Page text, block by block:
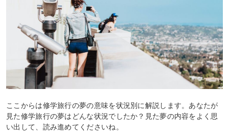
ここからは修学旅行の夢の意味を状況別に解説します。あなたが
見た修学旅行の夢はどんな状況でしたか？見た夢の内容をよく思
い出して、読み進めてくださいね。